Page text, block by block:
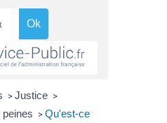
> Justice >
> Qu'est-ce